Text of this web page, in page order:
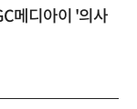
메디아이 '의사